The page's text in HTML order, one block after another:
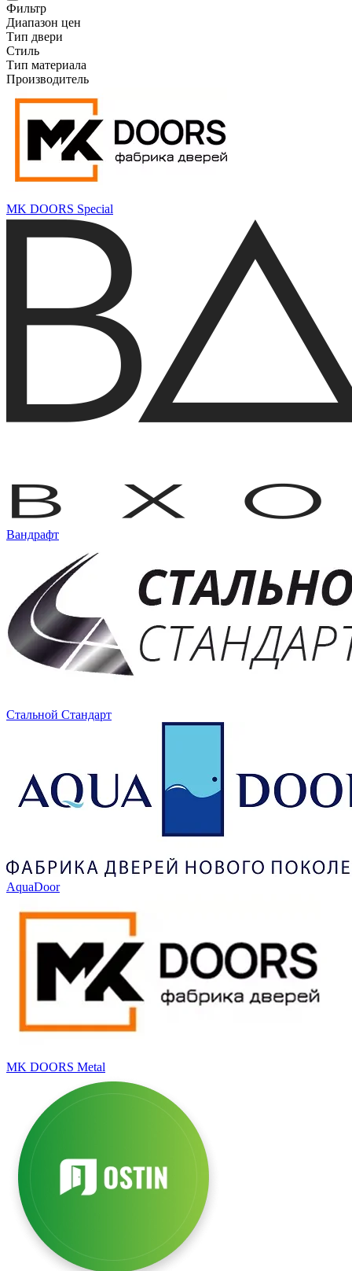
Фильтр
Диапазон цен
Тип двери
Стиль
Тип материала
Производитель
MK DOORS Special
Вандрафт
Стальной Стандарт
AquaDoor
MK DOORS Metal